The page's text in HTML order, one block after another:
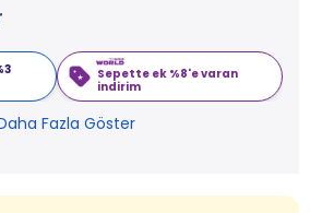
Sepette ek %8'e varan
indirim
Fazla Göster